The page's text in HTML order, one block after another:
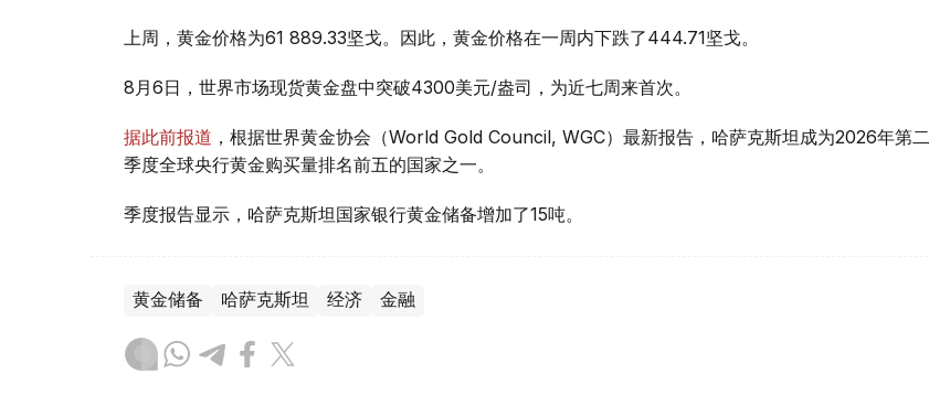
上周，黄金价格为61 889.33坚戈。因此，黄金价格在一周内下跌了444.71坚戈。
8月6日，世界市场现货黄金盘中突破4300美元/盎司，为近七周来首次。
据此前报道 ，根据世界黄金协会（World Gold Council, WGC）最新报告，哈萨克斯坦成为2026年第二
季度全球央行黄金购买量排名前五的国家之一。
季度报告显示，哈萨克斯坦国家银行黄金储备增加了15吨。
黄金储备 哈萨克斯坦 经济 金融